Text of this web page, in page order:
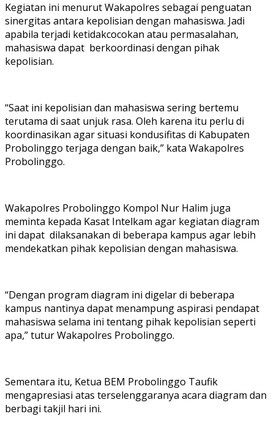
Kegiatan ini menurut Wakapolres sebagai penguatan
sinergitas antara kepolisian dengan mahasiswa. Jadi
apabila terjadi ketidakcocokan atau permasalahan,
mahasiswa dapat berkoordinasi dengan pihak
kepolisian.
“Saat ini kepolisian dan mahasiswa sering bertemu
terutama di saat unjuk rasa. Oleh karena itu perlu di
koordinasikan agar situasi kondusifitas di Kabupaten
Probolinggo terjaga dengan baik,” kata Wakapolres
Probolinggo.
Wakapolres Probolinggo Kompol Nur Halim juga
meminta kepada Kasat Intelkam agar kegiatan diagram
ini dapat dilaksanakan di beberapa kampus agar lebih
mendekatkan pihak kepolisian dengan mahasiswa.
“Dengan program diagram ini digelar di beberapa
kampus nantinya dapat menampung aspirasi pendapat
mahasiswa selama ini tentang pihak kepolisian seperti
apa,” tutur Wakapolres Probolinggo.
Sementara itu, Ketua BEM Probolinggo Taufik
mengapresiasi atas terselenggaranya acara diagram dan
berbagi takjil hari ini.